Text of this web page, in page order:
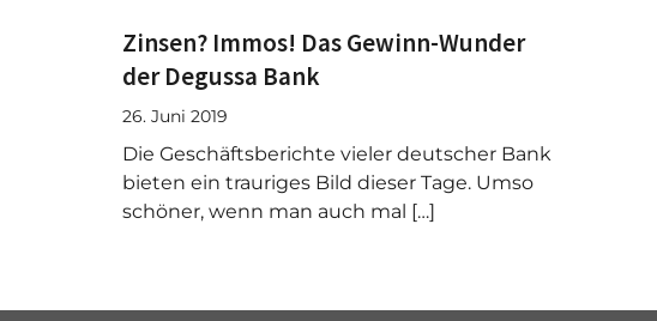
Zinsen? Immos! Das Gewinn-Wunder
der Degussa Bank
26. Juni 2019
Die Geschäftsberichte vieler deutscher Bank
bieten ein trauriges Bild dieser Tage. Umso
schöner, wenn man auch mal […]